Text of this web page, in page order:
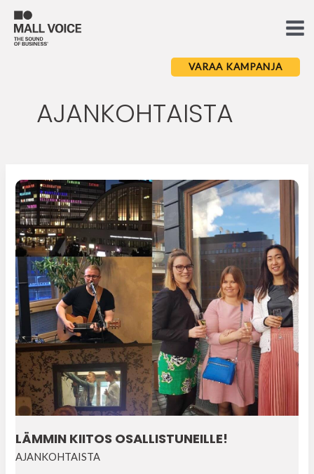
content
VARAA KAMPANJA
AJANKOHTAISTA
LÄMMIN KIITOS OSALLISTUNEILLE!
AJANKOHTAISTA